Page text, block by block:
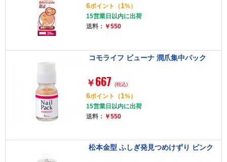
6ポイント （1%）
15営業日以内に出荷
送料： ￥550
コモライフ ビューナ 潤爪集中パック
￥ 667 (税込)
6ポイント （1%）
15営業日以内に出荷
送料： ￥550
松本金型 ふしぎ発見つめけずり ピンク